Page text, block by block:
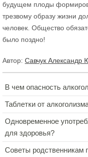
будущем плоды
трезвому образу жизни
человек. Общество
было поздно!
Автор: Савчук Александр
В чем опасность
Таблетки от
Одновременное
для здоровья?
Советы родственникам